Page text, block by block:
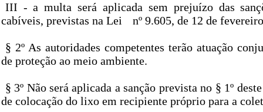
III - a multa será aplicada sem prejuízo das
cabíveis, previstas na Lei
nº 9.605, de 12 de
§ 2º As autoridades competentes terão atuação
de proteção ao meio ambiente.
§ 3º Não será aplicada a sanção prevista no § 1º
de colocação do lixo em recipiente próprio para a